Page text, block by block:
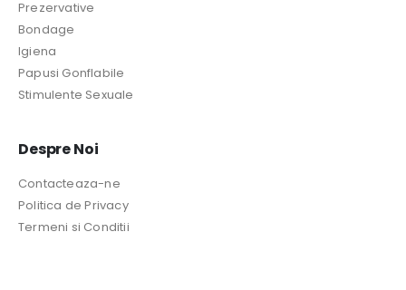
Prezervative
Bondage
Igiena
Papusi Gonflabile
Stimulente Sexuale
Despre Noi
Contacteaza-ne
Politica de Privacy
Termeni si Conditii